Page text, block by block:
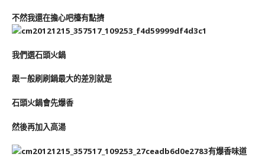
不然我還在擔心吧檯有點擠
我們選石頭火鍋
跟ㄧ般刷刷鍋最大的差別就是
石頭火鍋會先爆香
然後再加入高湯
有爆香味道